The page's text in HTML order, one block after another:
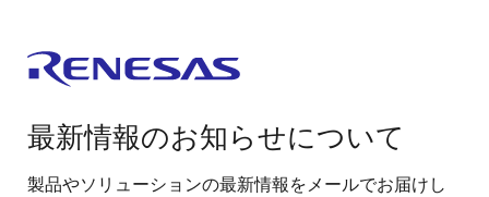
最新情報のお知らせについて
製品やソリューションの最新情報をメールでお届けし